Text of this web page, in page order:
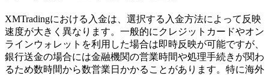
XMTradingにおける入金は、選択する入金方法によって反映
速度が大きく異なります。一般的にクレジットカードやオン
ラインウォレットを利用した場合は即時反映が可能ですが、
銀行送金の場合には金融機関の営業時間や処理手続きが関わ
るため数時間から数営業日かかることがあります。特に海外